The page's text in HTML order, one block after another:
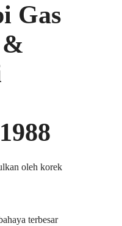
Gas
&
oleh korek
terbesar